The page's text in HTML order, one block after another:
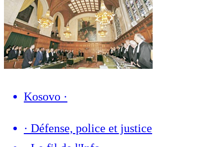
Kosovo ·
· Défense, police et justice